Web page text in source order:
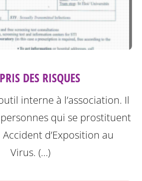
DES RISQUES
interne à l’association. Il
qui se prostituent
d’Exposition au
Virus. (…)